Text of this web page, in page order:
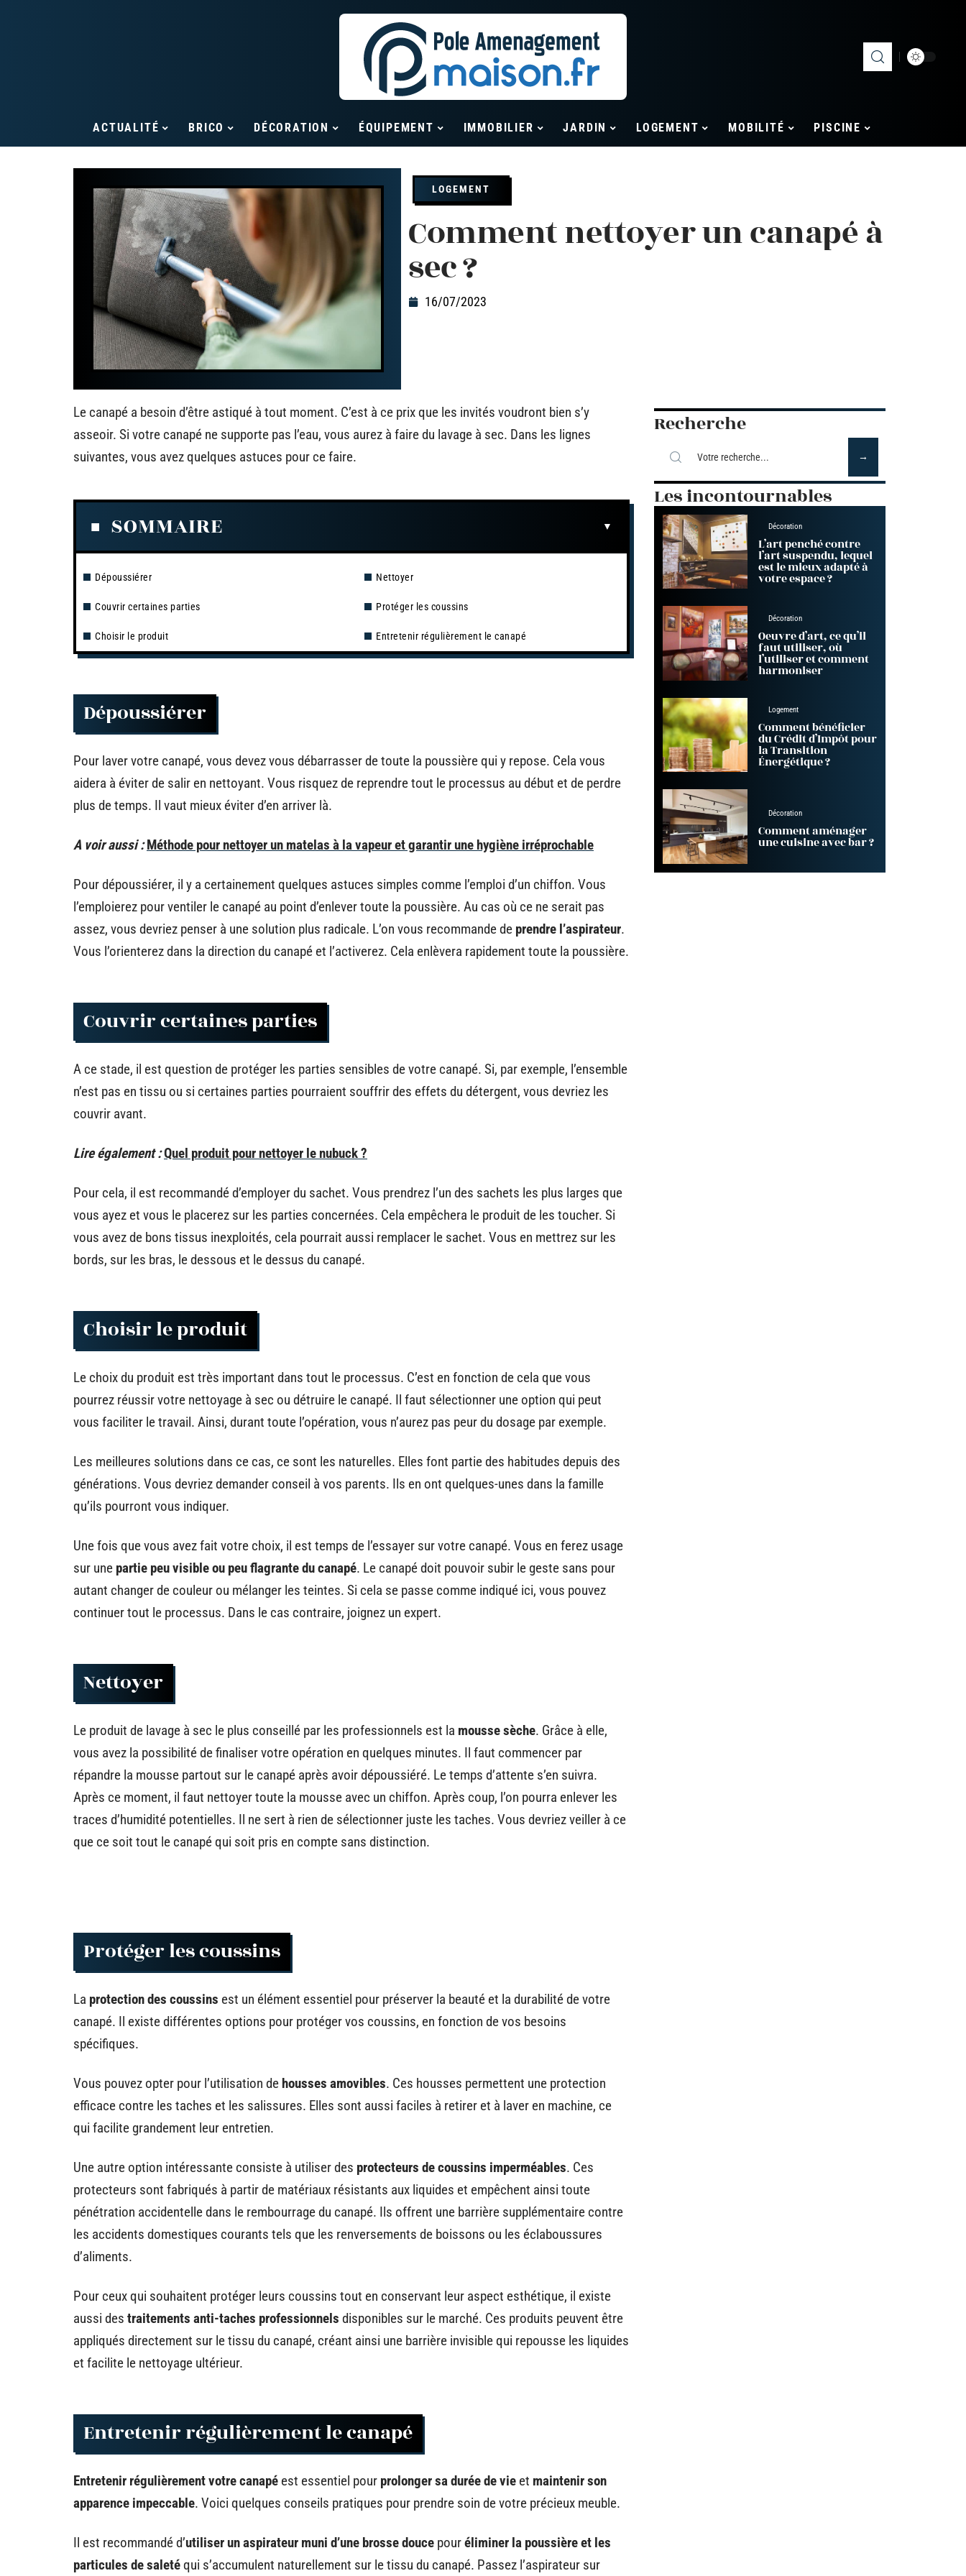
ACTUALITÉ BRICO DÉCORATION ÉQUIPEMENT IMMOBILIER JARDIN LOGEMENT MOBILITÉ PISCINE
LOGEMENT
Comment nettoyer un canapé à
sec ?
16/07/2023
Le canapé a besoin d’être astiqué à tout moment. C’est à ce prix que les invités voudront bien s’y
asseoir. Si votre canapé ne supporte pas l’eau, vous aurez à faire du lavage à sec. Dans les lignes
suivantes, vous avez quelques astuces pour ce faire.
SOMMAIRE
Dépoussiérer
Couvrir certaines parties
Choisir le produit
Nettoyer
Protéger les coussins
Entretenir régulièrement le canapé
Dépoussiérer
Pour laver votre canapé, vous devez vous débarrasser de toute la poussière qui y repose. Cela vous
aidera à éviter de salir en nettoyant. Vous risquez de reprendre tout le processus au début et de perdre
plus de temps. Il vaut mieux éviter d’en arriver là.
A voir aussi : Méthode pour nettoyer un matelas à la vapeur et garantir une hygiène irréprochable
Pour dépoussiérer, il y a certainement quelques astuces simples comme l’emploi d’un chiffon. Vous
l’emploierez pour ventiler le canapé au point d’enlever toute la poussière. Au cas où ce ne serait pas
assez, vous devriez penser à une solution plus radicale. L’on vous recommande de prendre l’aspirateur.
Vous l’orienterez dans la direction du canapé et l’activerez. Cela enlèvera rapidement toute la poussière.
Couvrir certaines parties
A ce stade, il est question de protéger les parties sensibles de votre canapé. Si, par exemple, l’ensemble
n’est pas en tissu ou si certaines parties pourraient souffrir des effets du détergent, vous devriez les
couvrir avant.
Lire également :Quel produit pour nettoyer le nubuck ?
Pour cela, il est recommandé d’employer du sachet. Vous prendrez l’un des sachets les plus larges que
vous ayez et vous le placerez sur les parties concernées. Cela empêchera le produit de les toucher. Si
vous avez de bons tissus inexploités, cela pourrait aussi remplacer le sachet. Vous en mettrez sur les
bords, sur les bras, le dessous et le dessus du canapé.
Choisir le produit
Le choix du produit est très important dans tout le processus. C’est en fonction de cela que vous
pourrez réussir votre nettoyage à sec ou détruire le canapé. Il faut sélectionner une option qui peut
vous faciliter le travail. Ainsi, durant toute l’opération, vous n’aurez pas peur du dosage par exemple.
Les meilleures solutions dans ce cas, ce sont les naturelles. Elles font partie des habitudes depuis des
générations. Vous devriez demander conseil à vos parents. Ils en ont quelques-unes dans la famille
qu’ils pourront vous indiquer.
Une fois que vous avez fait votre choix, il est temps de l’essayer sur votre canapé. Vous en ferez usage
sur une partie peu visible ou peu flagrante du canapé. Le canapé doit pouvoir subir le geste sans pour
autant changer de couleur ou mélanger les teintes. Si cela se passe comme indiqué ici, vous pouvez
continuer tout le processus. Dans le cas contraire, joignez un expert.
Nettoyer
Le produit de lavage à sec le plus conseillé par les professionnels est la mousse sèche. Grâce à elle,
vous avez la possibilité de finaliser votre opération en quelques minutes. Il faut commencer par
répandre la mousse partout sur le canapé après avoir dépoussiéré. Le temps d’attente s’en suivra.
Après ce moment, il faut nettoyer toute la mousse avec un chiffon. Après coup, l’on pourra enlever les
traces d’humidité potentielles. Il ne sert à rien de sélectionner juste les taches. Vous devriez veiller à ce
que ce soit tout le canapé qui soit pris en compte sans distinction.
Protéger les coussins
La protection des coussins est un élément essentiel pour préserver la beauté et la durabilité de votre
canapé. Il existe différentes options pour protéger vos coussins, en fonction de vos besoins
spécifiques.
Vous pouvez opter pour l’utilisation de housses amovibles. Ces housses permettent une protection
efficace contre les taches et les salissures. Elles sont aussi faciles à retirer et à laver en machine, ce
qui facilite grandement leur entretien.
Une autre option intéressante consiste à utiliser des protecteurs de coussins imperméables. Ces
protecteurs sont fabriqués à partir de matériaux résistants aux liquides et empêchent ainsi toute
pénétration accidentelle dans le rembourrage du canapé. Ils offrent une barrière supplémentaire contre
les accidents domestiques courants tels que les renversements de boissons ou les éclaboussures
d’aliments.
Pour ceux qui souhaitent protéger leurs coussins tout en conservant leur aspect esthétique, il existe
aussi des traitements anti-taches professionnels disponibles sur le marché. Ces produits peuvent être
appliqués directement sur le tissu du canapé, créant ainsi une barrière invisible qui repousse les liquides
et facilite le nettoyage ultérieur.
Entretenir régulièrement le canapé
Entretenir régulièrement votre canapé est essentiel pour prolonger sa durée de vie et maintenir son
apparence impeccable. Voici quelques conseils pratiques pour prendre soin de votre précieux meuble.
Il est recommandé d’utiliser un aspirateur muni d’une brosse douce pouréliminer la poussière et les
particules de saletéqui s’accumulent naturellement sur le tissu du canapé. Passez l’aspirateur sur
Recherche
Les incontournables
Décoration
L’art penché contre
l’art suspendu, lequel
est le mieux adapté à
votre espace ?
Décoration
Oeuvre d’art, ce qu’il
faut utiliser, où
l’utiliser et comment
harmoniser
Logement
Comment bénéficier
du Crédit d’Impôt pour
la Transition
Énergétique ?
Décoration
Comment aménager
une cuisine avec bar ?